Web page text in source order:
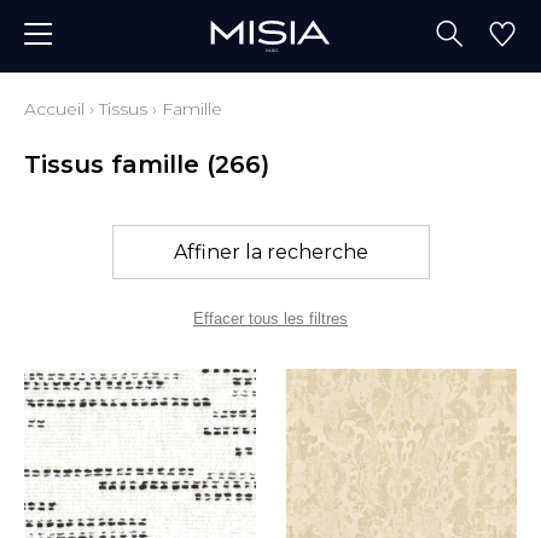
Accueil ›Tissus › Famille
Tissus famille (266)
Affiner la recherche
Effacer tous les filtres